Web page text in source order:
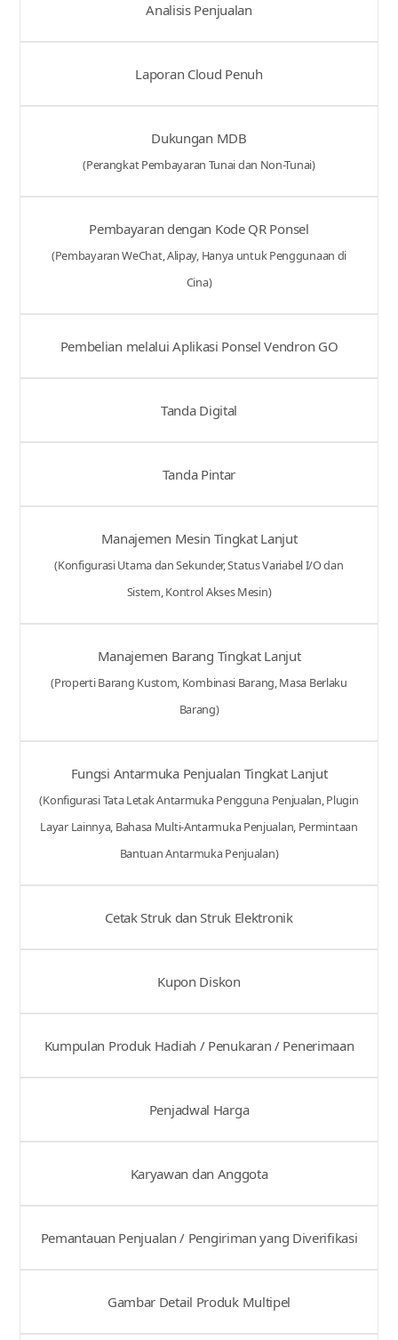
Analisis Penjualan
Laporan Cloud Penuh
Dukungan MDB
(Perangkat Pembayaran Tunai dan Non-Tunai)
Pembayaran dengan Kode QR Ponsel
(Pembayaran WeChat, Alipay, Hanya untuk Penggunaan di
Cina)
Pembelian melalui Aplikasi Ponsel Vendron GO
Tanda Digital
Tanda Pintar
Manajemen Mesin Tingkat Lanjut
(Konfigurasi Utama dan Sekunder, Status Variabel I/O dan
Sistem, Kontrol Akses Mesin)
Manajemen Barang Tingkat Lanjut
(Properti Barang Kustom, Kombinasi Barang, Masa Berlaku
Barang)
Fungsi Antarmuka Penjualan Tingkat Lanjut
(Konfigurasi Tata Letak Antarmuka Pengguna Penjualan, Plugin
Layar Lainnya, Bahasa Multi-Antarmuka Penjualan, Permintaan
Bantuan Antarmuka Penjualan)
Cetak Struk dan Struk Elektronik
Kupon Diskon
Kumpulan Produk Hadiah / Penukaran / Penerimaan
Penjadwal Harga
Karyawan dan Anggota
Pemantauan Penjualan / Pengiriman yang Diverifikasi
Gambar Detail Produk Multipel